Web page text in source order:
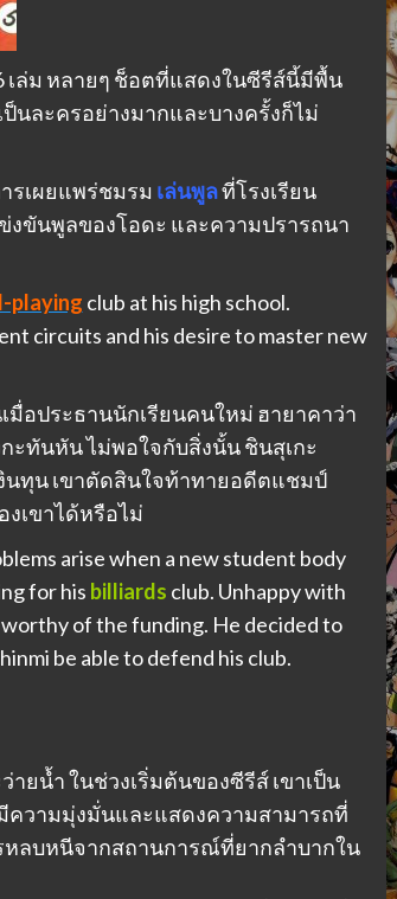
ล่ม หลายๆ ช็อตที่แสดงในซีรีส์นี้มีพื้น
นละครอย่างมากและบางครั้งก็ไม่
รเผยแพร่ชมรม เล่นพูลที่โรงเรียน
งขันพูลของโอดะ และความปรารถนา
playing club at his high school.
circuits and his desire to master new
มื่อประธานนักเรียนคนใหม่ ฮายาคาว่า
ะทันหัน ไม่พอใจกับสิ่งนั้น ชินสุเกะ
นทุน เขาตัดสินใจท้าทายอดีตแชมป์
งเขาได้หรือไม่
arise when a new student body
for his billiards club. Unhappy with
of the funding. He decided to
be able to defend his club.
ยน้ำ ในช่วงเริ่มต้นของซีรีส์ เขาเป็น
ความมุ่งมั่นและแสดงความสามารถที่
หลบหนีจากสถานการณ์ที่ยากลำบากใน